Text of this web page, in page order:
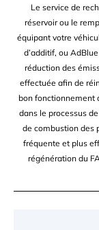
Le service de
réservoir ou le
équipant votre
d’additif, ou
réduction des
effectuée afin de
bon fonctionnement
dans le processus
de combustion des
fréquente et plus
régénération du